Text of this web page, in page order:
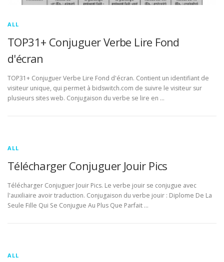
ALL
TOP31+ Conjuguer Verbe Lire Fond
d'écran
TOP31+ Conjuguer Verbe Lire Fond d'écran. Contient un identifiant de
visiteur unique, qui permet à bidswitch.com de suivre le visiteur sur
plusieurs sites web. Conjugaison du verbe se lire en …
ALL
Télécharger Conjuguer Jouir Pics
Télécharger Conjuguer Jouir Pics. Le verbe jouir se conjugue avec
l'auxiliaire avoir traduction. Conjugaison du verbe jouir : Diplome De La
Seule Fille Qui Se Conjugue Au Plus Que Parfait …
ALL